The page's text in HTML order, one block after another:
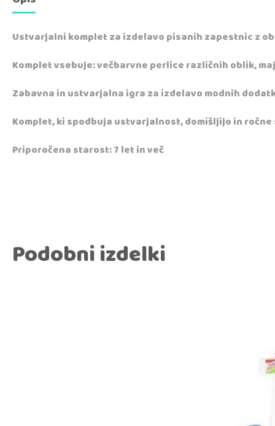
Ustvarjalni komplet za izdelavo pisanih zapestnic z
Komplet vsebuje: večbarvne perlice različnih oblik,
Zabavna in ustvarjalna igra za izdelavo modnih
Komplet, ki spodbuja ustvarjalnost, domišljijo in
Priporočena starost: 7 let in več
Podobni izdelki